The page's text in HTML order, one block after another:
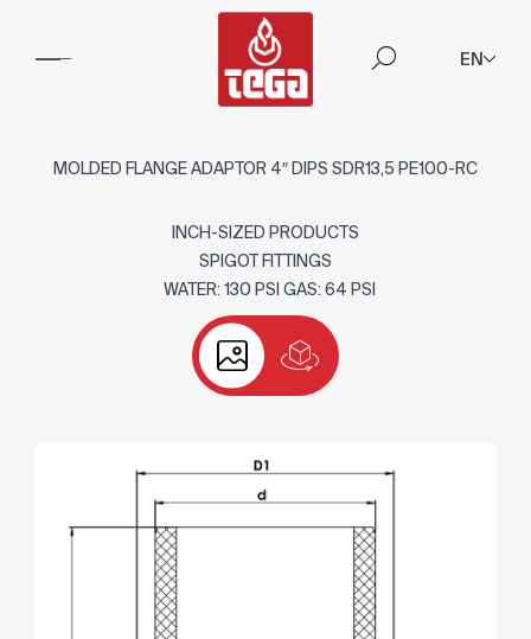
EN
MOLDED FLANGE ADAPTOR 4″ DIPS SDR13,5 PE100-RC
INCH-SIZED PRODUCTS
SPIGOT FITTINGS
WATER: 130 PSI GAS: 64 PSI